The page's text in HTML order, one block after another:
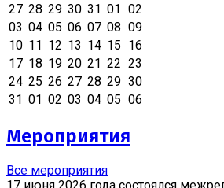
27 28 29 30 31 01 02
03 04 05 06 07 08 09
10 11 12 13 14 15 16
17 18 19 20 21 22 23
24 25 26 27 28 29 30
31 01 02 03 04 05 06
Мероприятия
Все мероприятия